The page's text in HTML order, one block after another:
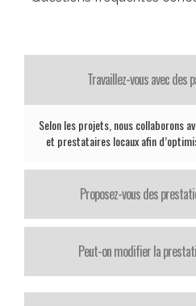
Travaillez-vous avec des
Selon les projets, nous collaborons
et prestataires locaux afin
Proposez-vous des
Peut-on modifier la